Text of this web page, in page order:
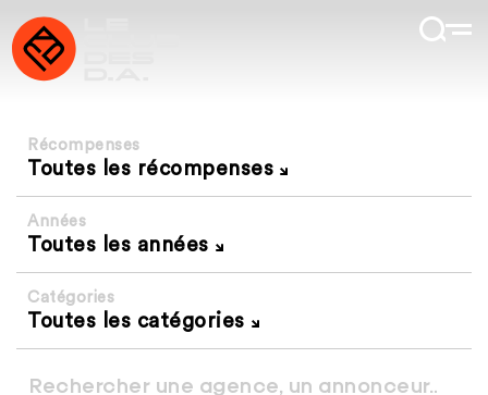
Récompenses
Toutes les récompenses
Années
Toutes les années
Catégories
Toutes les catégories